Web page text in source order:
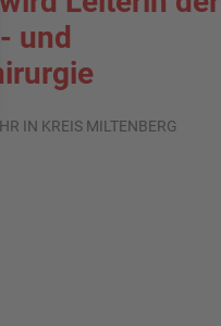
und
IN KREIS MILTENBERG